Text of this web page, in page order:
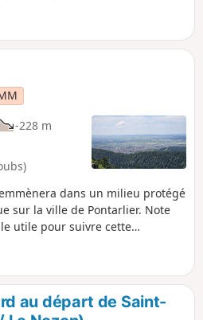
quelques
être délicats
boue, risque de
pas superflus,
l'itinéraire en
recoupe, en
de l'Orbe
-228 m
dans un milieu protégé
sur la ville de Pontarlier. Note
au départ de Saint-